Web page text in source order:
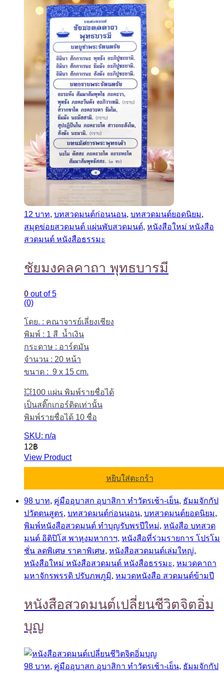
12 บาท, บทสวดมนต์ก่อนนอน, บทสวดมนต์ยอดนิยม,
สมุดข่อยสวดมนต์ แผ่นพับสวดมนต์, หนังสือใหม่ หนังสือ
สวดมนต์ หนังสือธรรมะ
ชัยมงคลคาถา พุทธบารมี
0 out of 5
(0)
โดย. : คณาจารย์เลี่ยงเชียง
พิมพ์ : 1 สี น้ำเงิน
กระดาษ : อาร์ตมัน
จำนวน : 20 หน้า
ขนาด : 9 x 15 cm.
💥100 แผ่น พิมพ์รายชื่อได้
เป็นสติ๊กเกอร์ติดเท่านั้น
พิมพ์รายชื่อได้ 10 ชื่อ
SKU: n/a
12฿
View Product
หยิบใส่ตะกร้า
98 บาท, คู่มืออุบาสก อุบาสิกา ทำวัตรเช้า-เย็น, ธัมมจักกัป
ปวัตตนสูตร, บทสวดมนต์ก่อนนอน, บทสวดมนต์ยอดนิยม,
พิมพ์หนังสือสวดมนต์ ทำบุญรับพรปีใหม่, หนังสือ บทสวด
มนต์ อิติปิโส พาหุงมหากาฯ, หนังสือที่ร่วมรายการ โปรโม
ชั่น ลดพิเศษ ราคาพิเศษ, หนังสือสวดมนต์เล่มใหญ่,
หนังสือใหม่ หนังสือสวดมนต์ หนังสือธรรมะ, หมวดคาถา
มหาจักรพรรดิ ปรับภพภูมิ, หมวดหนังสือ สวดมนต์ข้ามปี
หนังสือสวดมนต์เปลี่ยนชีวิตจิตอิ่ม
บุญ
98 บาท, คู่มืออุบาสก อุบาสิกา ทำวัตรเช้า-เย็น, ธัมมจักกัป